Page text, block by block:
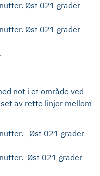
Øst 021 grader
Øst 021 grader
not i et område ved
av rette linjer mellom
Øst 021 grader
Øst 021 grader